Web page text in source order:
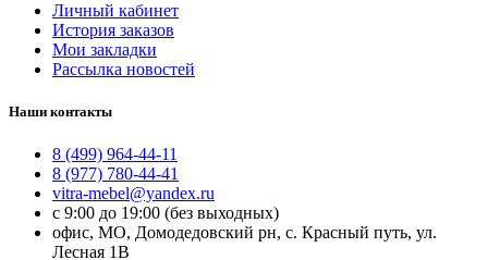
Личный кабинет
История заказов
Мои закладки
Рассылка новостей
Наши контакты
8 (499) 964-44-11
8 (977) 780-44-41
vitra-mebel@yandex.ru
с 9:00 до 19:00 (без выходных)
офис, МО, Домодедовский рн, с. Красный путь, ул.
Лесная 1В